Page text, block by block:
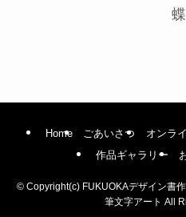
蝶
Home ごあいさつ オンラ
作品ギャラリー
©Copyright(c) FUKUOKAデザイン書
筆文字アート All